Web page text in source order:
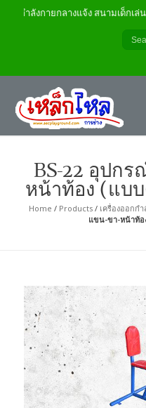
กกำลังกายกลางแจ้ง สนามเด็กเล่น
BS-22 อุปก
หน้าท้อง (แบ
Home / Products/ เครื่องออกกำ
แขน-ขา-หน้าท้อ